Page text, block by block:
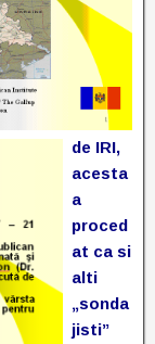
de IRI,
acesta
a
proced
at ca si
alti
„sonda
jisti”